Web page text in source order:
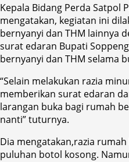
Kepala Bidang Perda Satpol
mengatakan, kegiatan ini
bernyanyi dan THM lainnya
surat edaran Bupati
bernyanyi dan THM selama
“Selain melakukan razia
memberikan surat edaran
larangan buka bagi rumah
nanti” tuturnya.
Dia mengatakan,razia
puluhan botol kosong.